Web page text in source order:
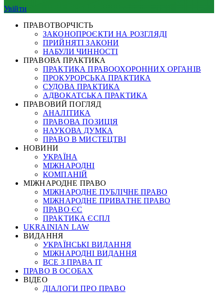
Увійти
ПРАВОТВОРЧІСТЬ
ЗАКОНОПРОЄКТИ НА РОЗГЛЯДІ
ПРИЙНЯТІ ЗАКОНИ
НАБУЛИ ЧИННОСТІ
ПРАВОВА ПРАКТИКА
ПРАКТИКА ПРАВООХОРОННИХ ОРГАНІВ
ПРОКУРОРСЬКА ПРАКТИКА
СУДОВА ПРАКТИКА
АДВОКАТСЬКА ПРАКТИКА
ПРАВОВИЙ ПОГЛЯД
АНАЛІТИКА
ПРАВОВА ПОЗИЦІЯ
НАУКОВА ДУМКА
ПРАВО В МИСТЕЦТВІ
НОВИНИ
УКРАЇНА
МІЖНАРОДНІ
КОМПАНІЙ
МІЖНАРОДНЕ ПРАВО
МІЖНАРОДНЕ ПУБЛІЧНЕ ПРАВО
МІЖНАРОДНЕ ПРИВАТНЕ ПРАВО
ПРАВО ЄС
ПРАКТИКА ЄСПЛ
UKRAINIAN LAW
ВИДАННЯ
УКРАЇНСЬКІ ВИДАННЯ
МІЖНАРОДНІ ВИДАННЯ
ВСЕ З ПРАВА ІТ
ПРАВО В ОСОБАХ
ВІДЕО
ДІАЛОГИ ПРО ПРАВО